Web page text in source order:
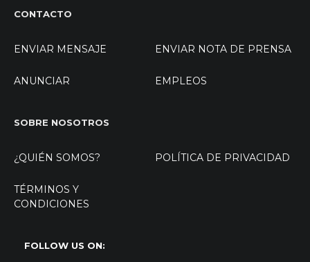
CONTACTO
ENVIAR MENSAJE ENVIAR NOTA DE PRENSA
ANUNCIAR EMPLEOS
SOBRE NOSOTROS
¿QUIÉN SOMOS? POLÍTICA DE PRIVACIDAD
TÉRMINOS Y
CONDICIONES
FOLLOW US ON: